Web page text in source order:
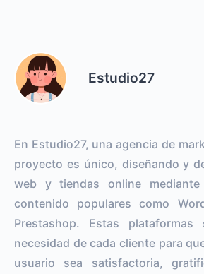
Estudio27
En Estudio27, una agencia de
proyecto es único, diseñando y
web y tiendas online
contenido populares como
Prestashop. Estas
necesidad de cada cliente para
usuario sea satisfactoria,